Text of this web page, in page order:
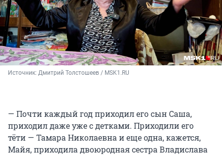
Источник: Дмитрий Толстошеев / MSK1.RU
— Почти каждый год приходил его сын Саша,
приходил даже уже с детками. Приходили его
тёти — Тамара Николаевна и еще одна, кажется,
Майя, приходила двоюродная сестра Владислава